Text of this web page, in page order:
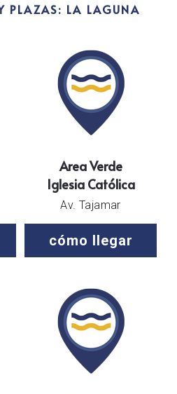
PLAZAS: LA LAGUNA
Area Verde
Iglesia Católica
Av. Tajamar
cómo llegar